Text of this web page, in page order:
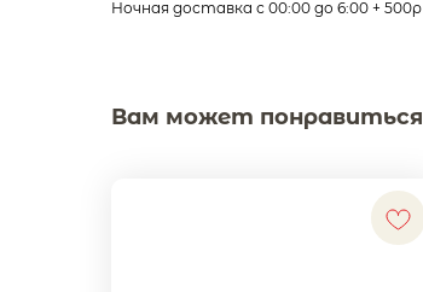
Ночная доставка с 00:00 до 6:00 + 500р
Вам может понравиться